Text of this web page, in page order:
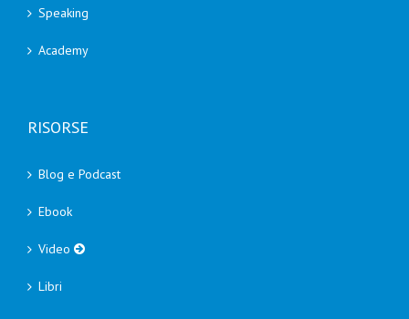
Speaking
Academy
RISORSE
Blog e Podcast
Ebook
Video
Libri